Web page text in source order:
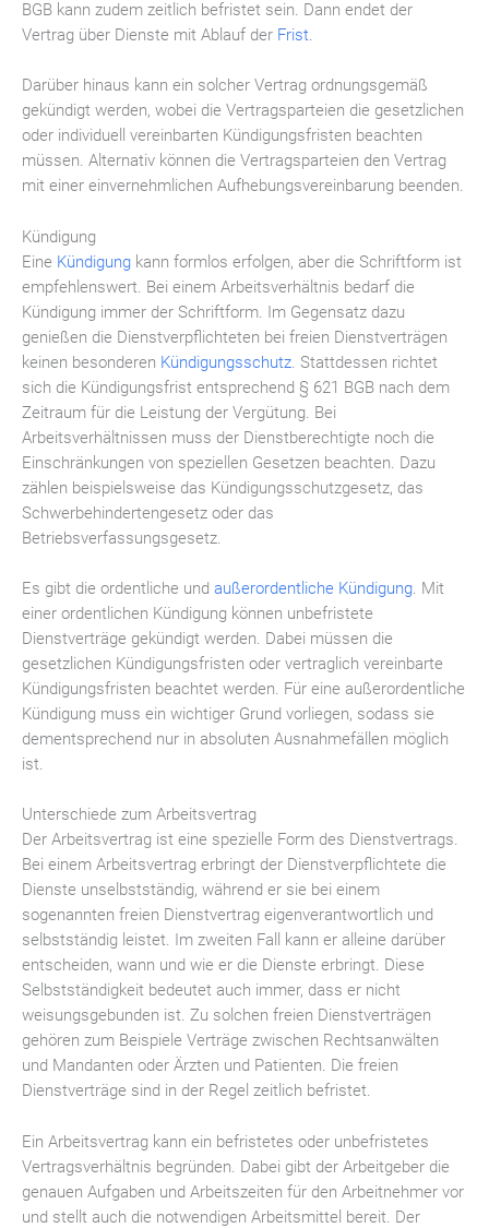
BGB kann zudem zeitlich befristet sein. Dann endet der
Vertrag über Dienste mit Ablauf der Frist.
Darüber hinaus kann ein solcher Vertrag ordnungsgemäß
gekündigt werden, wobei die Vertragsparteien die gesetzlichen
oder individuell vereinbarten Kündigungsfristen beachten
müssen. Alternativ können die Vertragsparteien den Vertrag
mit einer einvernehmlichen Aufhebungsvereinbarung beenden.
Kündigung
Eine Kündigung kann formlos erfolgen, aber die Schriftform ist
empfehlenswert. Bei einem Arbeitsverhältnis bedarf die
Kündigung immer der Schriftform. Im Gegensatz dazu
genießen die Dienstverpflichteten bei freien Dienstverträgen
keinen besonderen Kündigungsschutz . Stattdessen richtet
sich die Kündigungsfrist entsprechend § 621 BGB nach dem
Zeitraum für die Leistung der Vergütung. Bei
Arbeitsverhältnissen muss der Dienstberechtigte noch die
Einschränkungen von speziellen Gesetzen beachten. Dazu
zählen beispielsweise das Kündigungsschutzgesetz, das
Schwerbehindertengesetz oder das
Betriebsverfassungsgesetz.
Es gibt die ordentliche und außerordentliche Kündigung. Mit
einer ordentlichen Kündigung können unbefristete
Dienstverträge gekündigt werden. Dabei müssen die
gesetzlichen Kündigungsfristen oder vertraglich vereinbarte
Kündigungsfristen beachtet werden. Für eine außerordentliche
Kündigung muss ein wichtiger Grund vorliegen, sodass sie
dementsprechend nur in absoluten Ausnahmefällen möglich
ist.
Unterschiede zum Arbeitsvertrag
Der Arbeitsvertrag ist eine spezielle Form des Dienstvertrags.
Bei einem Arbeitsvertrag erbringt der Dienstverpflichtete die
Dienste unselbstständig, während er sie bei einem
sogenannten freien Dienstvertrag eigenverantwortlich und
selbstständig leistet. Im zweiten Fall kann er alleine darüber
entscheiden, wann und wie er die Dienste erbringt. Diese
Selbstständigkeit bedeutet auch immer, dass er nicht
weisungsgebunden ist. Zu solchen freien Dienstverträgen
gehören zum Beispiele Verträge zwischen Rechtsanwälten
und Mandanten oder Ärzten und Patienten. Die freien
Dienstverträge sind in der Regel zeitlich befristet.
Ein Arbeitsvertrag kann ein befristetes oder unbefristetes
Vertragsverhältnis begründen. Dabei gibt der Arbeitgeber die
genauen Aufgaben und Arbeitszeiten für den Arbeitnehmer vor
und stellt auch die notwendigen Arbeitsmittel bereit. Der